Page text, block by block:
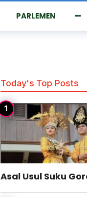
PARLEMEN
Today's Top Posts
Asal Usul Suku